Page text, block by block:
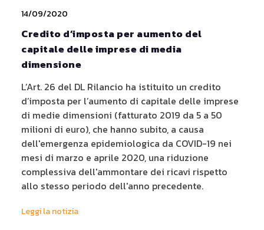
14/09/2020
Credito d’imposta per aumento del
capitale delle imprese di media
dimensione
L’Art. 26 del DL Rilancio ha istituito un credito
d’imposta per l’aumento di capitale delle imprese
di medie dimensioni (fatturato 2019 da 5 a 50
milioni di euro), che hanno subito, a causa
dell'emergenza epidemiologica da COVID-19 nei
mesi di marzo e aprile 2020, una riduzione
complessiva dell'ammontare dei ricavi rispetto
allo stesso periodo dell'anno precedente.
Leggi la notizia